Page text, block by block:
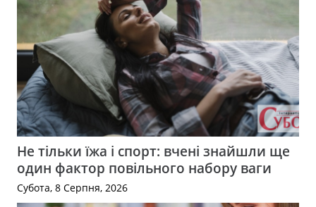
Не тільки їжа і спорт: вчені знайшли ще
один фактор повільного набору ваги
Субота, 8 Серпня, 2026